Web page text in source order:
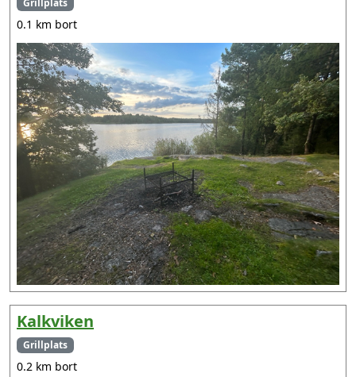
Grillplats
0.1 km bort
Kalkviken
Grillplats
0.2 km bort